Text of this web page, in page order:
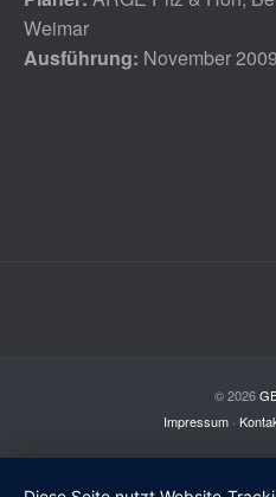
Weimar
Ausführung: November
© 2026
Impressum ·